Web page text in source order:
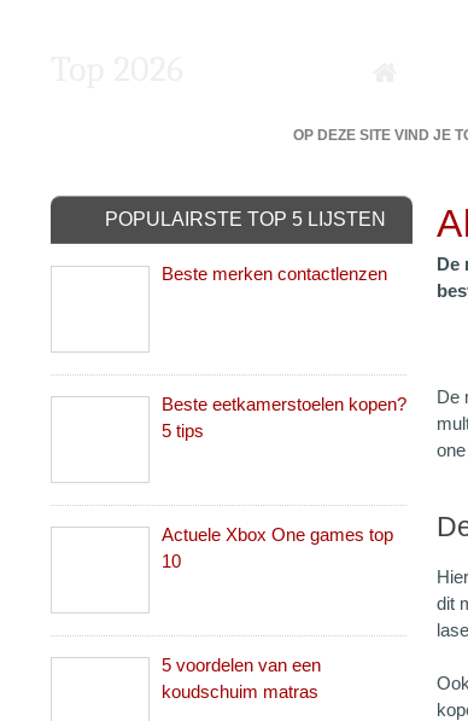
OP DEZE SITE VIND JE
De
De
dit
POPULAIRSTE TOP 5 LIJSTEN
Beste merken contactlenzen
Beste eetkamerstoelen kopen?
5 tips
Actuele Xbox One games top
10
5 voordelen van een
koudschuim matras